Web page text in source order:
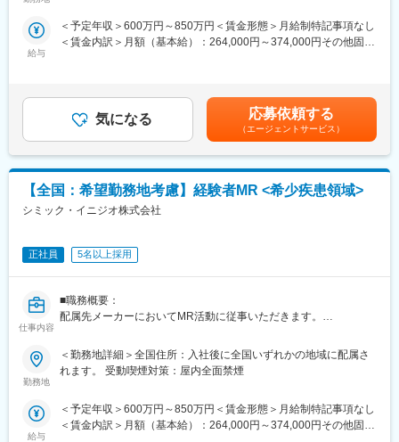
として結果を出せるように万全のサポート体制を整えています。
(3)豊富なプロジェクト数、50社を超える多数の取引メーカー：同
年代のMRの方が活躍されています。
■中途入社社員の年収例：
・入社3年目（MR経験者）28歳：642万（月給＋日当＋住宅手
当）
・入社5年目（MR経験者）33歳：712万（月給＋日当＋住宅手
当）
変更の範囲：会社の定める業務
業規模、製品領域などのバランスを考慮しながら、常時60以上の
プロジェクトが稼働しています。
■年齢も経験も多様な人財が活躍
シミック・イニジオはほぼ全員が中途採用です。それぞれ異なる
バックグラウンドを持ち、その経験を活かして活動しています。
社員の年齢分布も幅広く、20代～60代まで在籍しています。社員
の経験の多様性は、変革期にある製薬業界にあって、私たちの事
業を支える重要な要素です。
シミック・イニジオにとってサービス品質の源泉となるのは人財
資を行っています。自己成長意欲を尊重し、業務直結の研修だけ
でなく、変化する時代に対応するビジネススキル習得も含め階層
行っています。
できる制度があります。社員と社員のご家族が安心し、仕事もプ
ライベートも充実して活躍できるよう、福利厚生制度を整備して
給与
＜予定年収＞600万円～850万円＜賃金形態＞月給制特記事項なし
＜賃金内訳＞月額（基本給）：264,000円～374,000円その他固定
を全額支給 ■賞与年2回（昨年度実績4.2ヶ月）、報酬改定年1回■
全国勤務が可能な方は、初回給与時に30万円の一時金を支給賃金
はあくまでも目安の金額であり、選考を通じて上下する可能性が
あります。月給(月額)は固定手当を含めた表記です。
気になる 応募依頼する
（エージェントサービス）
【全国：希望勤務地考慮】経験者MR <希少疾患領域>
シミック・イニジオ株式会社
正社員 5名以上採用
仕事内容
■職務概要：
配属先メーカーにおいてMR活動に従事いただきます。
■新薬プロジェクト95％超／常時60以上のプロジェクトが稼働
プロジェクトの数やバリエーションはキャリア形成に直結するた
業規模、製品領域などのバランスを考慮しながら、常時60以上の
プロジェクトが稼働しています。
勤務地
＜勤務地詳細＞全国住所：入社後に全国いずれかの地域に配属さ
れます。 受動喫煙対策：屋内全面禁煙
給与
＜予定年収＞600万円～850万円＜賃金形態＞月給制特記事項なし
＜賃金内訳＞月額（基本給）：264,000円～374,000円その他固定